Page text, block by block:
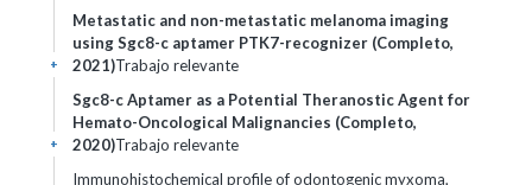
Metastatic and non-metastatic melanoma imaging
using Sgc8-c aptamer PTK7-recognizer (Completo,
2021)Trabajo relevante
+
Sgc8-c Aptamer as a Potential Theranostic Agent for
Hemato-Oncological Malignancies (Completo,
2020)Trabajo relevante
+
Immunohistochemical profile of odontogenic myxoma,